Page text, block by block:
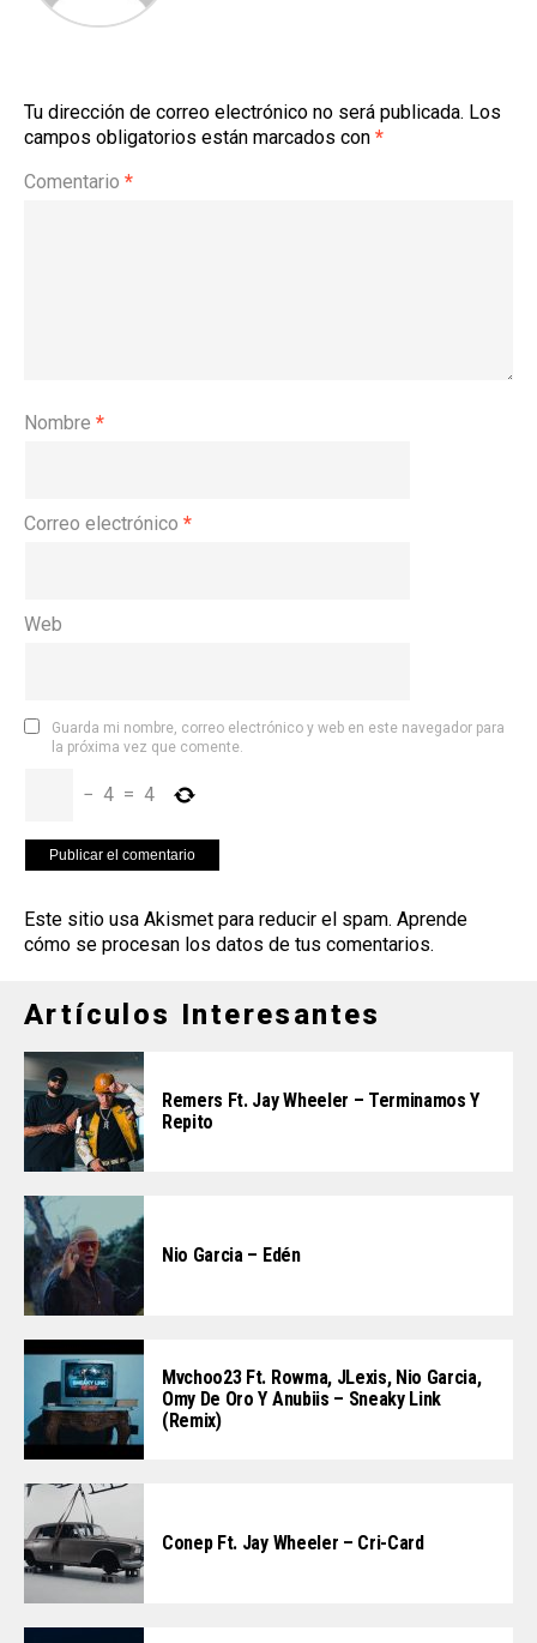
Tu dirección de correo electrónico no será publicada. Los
campos obligatorios están marcados con *
Comentario *
Nombre *
Correo electrónico *
Web
Guarda mi nombre, correo electrónico y web en este navegador para
la próxima vez que comente.
− 4 = 4
Este sitio usa Akismet para reducir el spam. Aprende
cómo se procesan los datos de tus comentarios.
Artículos Interesantes
Remers Ft. Jay Wheeler – Terminamos Y
Repito
Nio Garcia – Edén
Mvchoo23 Ft. Rowma, JLexis, Nio Garcia,
Omy De Oro Y Anubiis – Sneaky Link
(Remix)
Conep Ft. Jay Wheeler – Cri-Card